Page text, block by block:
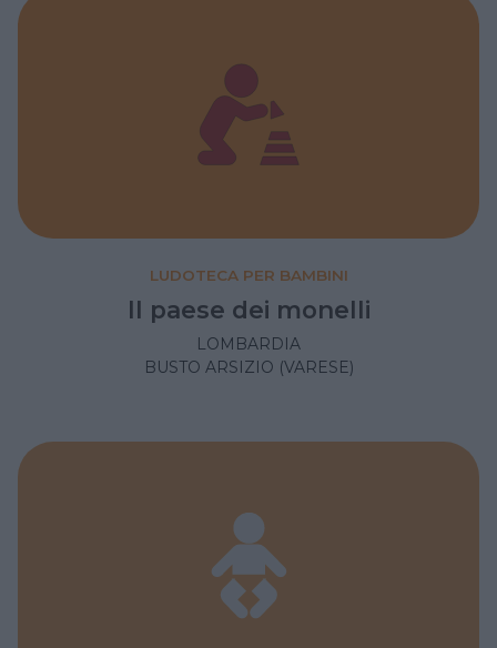
LUDOTECA PER BAMBINI
Il paese dei monelli
LOMBARDIA
BUSTO ARSIZIO (VARESE)